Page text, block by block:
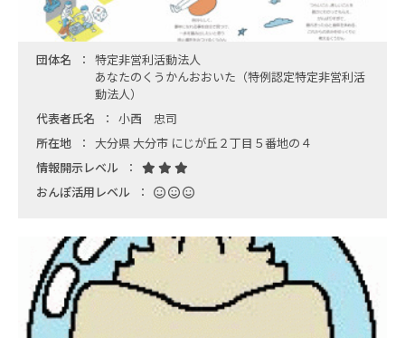
団体名
特定非営利活動法人
あなたのくうかんおおいた（特例認定特定非営利活
動法人）
代表者氏名
小西 忠司
所在地
大分県 大分市 にじが丘２丁目５番地の４
情報開示レベル
おんぽ活用レベル